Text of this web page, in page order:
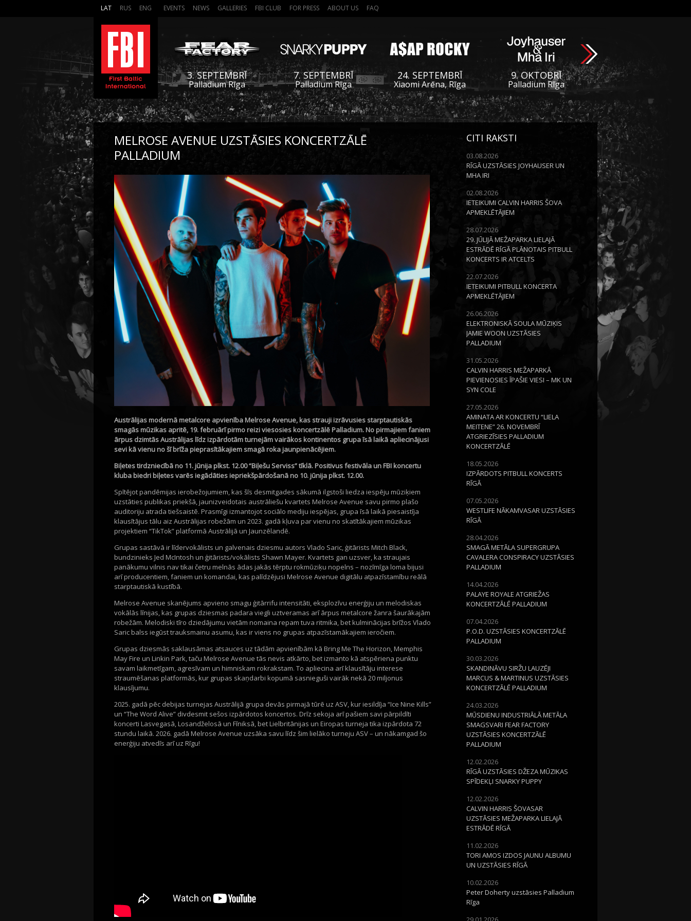
LAT RUS ENG EVENTS NEWS GALLERIES FBI CLUB FOR PRESS ABOUT US FAQ
3. SEPTEMBRĪ
Palladium Rīga
7. SEPTEMBRĪ
Palladium Rīga
24. SEPTEMBRĪ
Xiaomi Arēna, Rīga
9. OKTOBRĪ
Palladium Rīga
MELROSE AVENUE UZSTĀSIES KONCERTZĀLĒ
PALLADIUM
Austrālijas modernā metalcore apvienība Melrose Avenue, kas strauji izrāvusies starptautiskās
smagās mūzikas apritē, 19. februārī pirmo reizi viesosies koncertzālē Palladium. No pirmajiem faniem
ārpus dzimtās Austrālijas līdz izpārdotām turnejām vairākos kontinentos grupa īsā laikā apliecinājusi
sevi kā vienu no šī brīža pieprasītākajiem smagā roka jaunpienācējiem.
Biļetes tirdzniecībā no 11. jūnija plkst. 12.00 “Biļešu Serviss” tīklā. Positivus festivāla un FBI koncertu
kluba biedri biļetes varēs iegādāties iepriekšpārdošanā no 10. jūnija plkst. 12.00.
Spītējot pandēmijas ierobežojumiem, kas šīs desmitgades sākumā ilgstoši liedza iespēju mūziķiem
uzstāties publikas priekšā, jaunizveidotais austrāliešu kvartets Melrose Avenue savu pirmo plašo
auditoriju atrada tiešsaistē. Prasmīgi izmantojot sociālo mediju iespējas, grupa īsā laikā piesaistīja
klausītājus tālu aiz Austrālijas robežām un 2023. gadā kļuva par vienu no skatītākajiem mūzikas
projektiem “TikTok” platformā Austrālijā un Jaunzēlandē.
Grupas sastāvā ir līdervokālists un galvenais dziesmu autors Vlado Saric, ģitārists Mitch Black,
bundzinieks Jed McIntosh un ģitārists/vokālists Shawn Mayer. Kvartets gan uzsver, ka straujais
panākumu vilnis nav tikai četru melnās ādas jakās tērptu rokmūziķu nopelns – nozīmīga loma bijusi
arī producentiem, faniem un komandai, kas palīdzējusi Melrose Avenue digitālu atpazīstamību reālā
starptautiskā kustībā.
Melrose Avenue skanējums apvieno smagu ģitārrifu intensitāti, eksplozīvu enerģiju un melodiskas
vokālās līnijas, kas grupas dziesmas padara viegli uztveramas arī ārpus metalcore žanra šaurākajām
robežām. Melodiski tīro dziedājumu vietām nomaina repam tuva ritmika, bet kulminācijas brīžos Vlado
Saric balss iegūst trauksmainu asumu, kas ir viens no grupas atpazīstamākajiem ieročiem.
Grupas dziesmās saklausāmas atsauces uz tādām apvienībām kā Bring Me The Horizon, Memphis
May Fire un Linkin Park, taču Melrose Avenue tās nevis atkārto, bet izmanto kā atspēriena punktu
savam laikmetīgam, agresīvam un himniskam rokrakstam. To apliecina arī klausītāju interese
straumēšanas platformās, kur grupas skaņdarbi kopumā sasnieguši vairāk nekā 20 miljonus
klausījumu.
2025. gadā pēc debijas turnejas Austrālijā grupa devās pirmajā tūrē uz ASV, kur iesildīja “Ice Nine Kills”
un “The Word Alive” divdesmit sešos izpārdotos koncertos. Drīz sekoja arī pašiem savi pārpildīti
koncerti Lasvegasā, Losandželosā un Fīniksā, bet Lielbritānijas un Eiropas turneja tika izpārdota 72
stundu laikā. 2026. gadā Melrose Avenue uzsāka savu līdz šim lielāko turneju ASV – un nākamgad šo
enerģiju atvedīs arī uz Rīgu!
CITI RAKSTI
03.08.2026
RĪGĀ UZSTĀSIES JOYHAUSER UN
MHA IRI
02.08.2026
IETEIKUMI CALVIN HARRIS ŠOVA
APMEKLĒTĀJIEM
28.07.2026
29. JŪLIJĀ MEŽAPARKA LIELAJĀ
ESTRĀDĒ RĪGĀ PLĀNOTAIS PITBULL
KONCERTS IR ATCELTS
22.07.2026
IETEIKUMI PITBULL KONCERTA
APMEKLĒTĀJIEM
26.06.2026
ELEKTRONISKĀ SOULA MŪZIĶIS
JAMIE WOON UZSTĀSIES
PALLADIUM
31.05.2026
CALVIN HARRIS MEŽAPARKĀ
PIEVIENOSIES ĪPAŠIE VIESI – MK UN
SYN COLE
27.05.2026
AMINATA AR KONCERTU “LIELA
MEITENE” 26. NOVEMBRĪ
ATGRIEZĪSIES PALLADIUM
KONCERTZĀLĒ
18.05.2026
IZPĀRDOTS PITBULL KONCERTS
RĪGĀ
07.05.2026
WESTLIFE NĀKAMVASAR UZSTĀSIES
RĪGĀ
28.04.2026
SMAGĀ METĀLA SUPERGRUPA
CAVALERA CONSPIRACY UZSTĀSIES
PALLADIUM
14.04.2026
PALAYE ROYALE ATGRIEŽAS
KONCERTZĀLĒ PALLADIUM
07.04.2026
P.O.D. UZSTĀSIES KONCERTZĀLĒ
PALLADIUM
30.03.2026
SKANDINĀVU SIRŽU LAUZĒJI
MARCUS & MARTINUS UZSTĀSIES
KONCERTZĀLĒ PALLADIUM
24.03.2026
MŪSDIENU INDUSTRIĀLĀ METĀLA
SMAGSVARI FEAR FACTORY
UZSTĀSIES KONCERTZĀLĒ
PALLADIUM
12.02.2026
RĪGĀ UZSTĀSIES DŽEZA MŪZIKAS
SPĪDEKĻI SNARKY PUPPY
12.02.2026
CALVIN HARRIS ŠOVASAR
UZSTĀSIES MEŽAPARKA LIELAJĀ
ESTRĀDĒ RĪGĀ
11.02.2026
TORI AMOS IZDOS JAUNU ALBUMU
UN UZSTĀSIES RĪGĀ
10.02.2026
Peter Doherty uzstāsies Palladium
Rīga